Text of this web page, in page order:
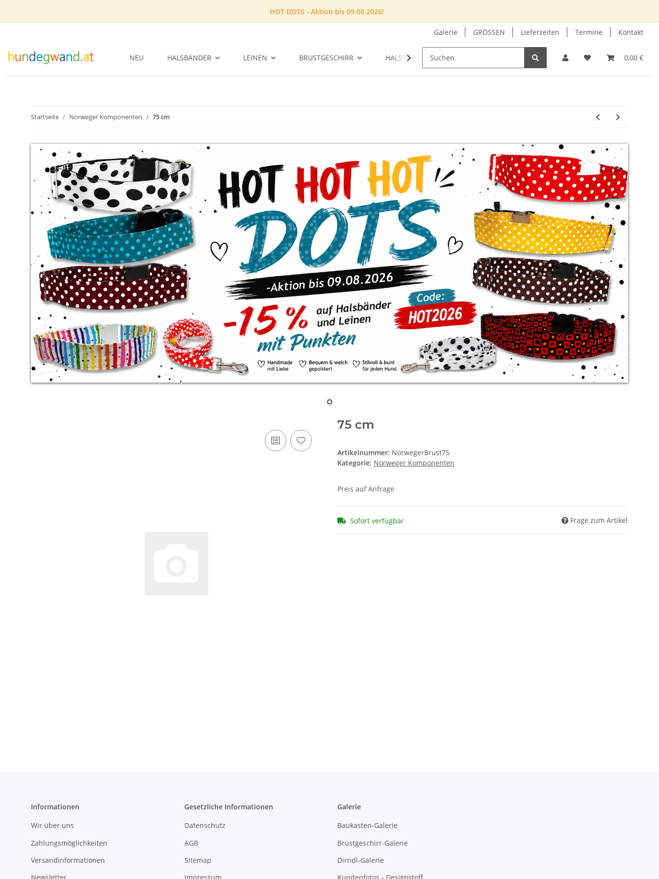
HOT DOTS - Aktion bis 09.08.2026!
Galerie GRÖSSEN Lieferzeiten Termine Kontakt
0,00 €
NEU HALSBÄNDER LEINEN BRUSTGESCHIRR HALSTUCH GUTSCHEIN INFOECKE
Startseite Norweger Komponenten 75 cm
75 cm
Artikelnummer: NorwegerBrust75
Kategorie: Norweger Komponenten
Preis auf Anfrage
Sofort verfügbar Frage zum Artikel
Informationen
Wir über uns
Zahlungsmöglichkeiten
Versandinformationen
Gesetzliche Informationen
Datenschutz
AGB
Sitemap
Galerie
Baukasten-Galerie
Brustgeschirr-Galerie
Dirndl-Galerie